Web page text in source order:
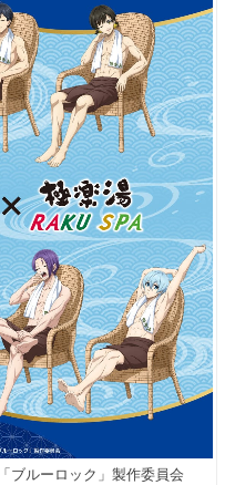
ブルーロック」製作委員会